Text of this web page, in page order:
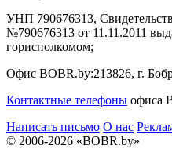
УНП 790676313,
№790676313 от 11.11.2011
горисполкомом;
Офис BOBR.by:213826, г.
Контактные телефоны офиса
Написать письмо О нас
© 2006-2026 «BOBR.by»